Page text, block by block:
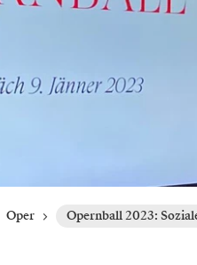
Oper Opernball 2023: